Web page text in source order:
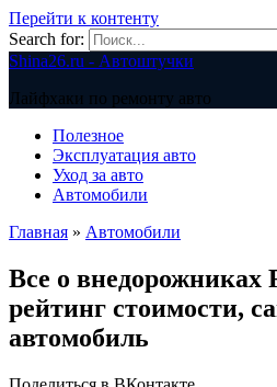
Перейти к контенту
Search for:
Shina26.ru - Автоштучки
Лайфхаки по ремонту авто
Полезное
Эксплуатация авто
Уход за авто
Автомобили
Главная » Автомобили
Все о
рейтинг стоимости,
автомобиль